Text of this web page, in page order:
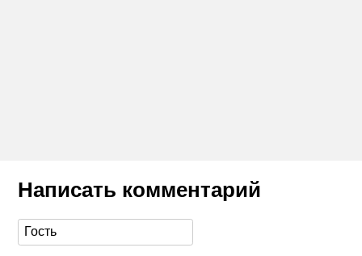
Написать комментарий